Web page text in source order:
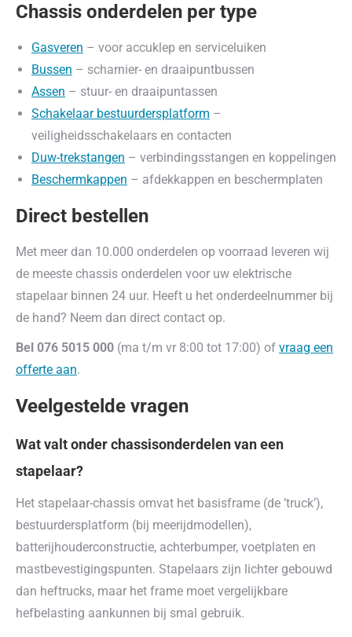
Chassis onderdelen per type
Gasveren – voor accuklep en serviceluiken
Bussen – scharnier- en draaipuntbussen
Assen – stuur- en draaipuntassen
Schakelaar bestuurdersplatform –
veiligheidsschakelaars en contacten
Duw-trekstangen – verbindingsstangen en koppelingen
Beschermkappen – afdekkappen en beschermplaten
Direct bestellen
Met meer dan 10.000 onderdelen op voorraad leveren wij
de meeste chassis onderdelen voor uw elektrische
stapelaar binnen 24 uur. Heeft u het onderdeelnummer bij
de hand? Neem dan direct contact op.
Bel 076 5015 000 (ma t/m vr 8:00 tot 17:00) of vraag een
offerte aan.
Veelgestelde vragen
Wat valt onder chassisonderdelen van een
stapelaar?
Het stapelaar-chassis omvat het basisframe (de ’truck’),
bestuurdersplatform (bij meerijdmodellen),
batterijhouderconstructie, achterbumper, voetplaten en
mastbevestigingspunten. Stapelaars zijn lichter gebouwd
dan heftrucks, maar het frame moet vergelijkbare
hefbelasting aankunnen bij smal gebruik.